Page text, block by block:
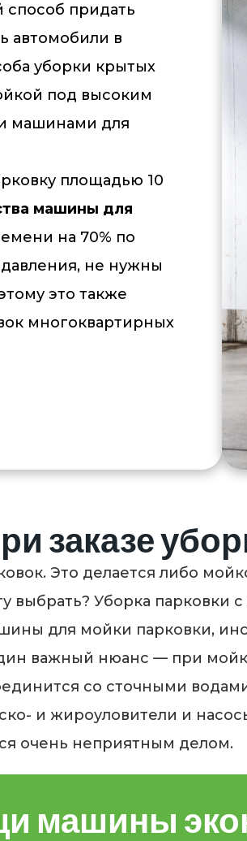
придать
автомобили в
уборки крытых
под высоким
машинами для
площадью 10
машины для
на 70% по
не нужны
это также
многоквартирных
заказе
Это делается либо
выбрать? Уборка
для мойки парковки,
важный нюанс — при
со сточными
и жироуловители и
очень неприятным делом.
машины